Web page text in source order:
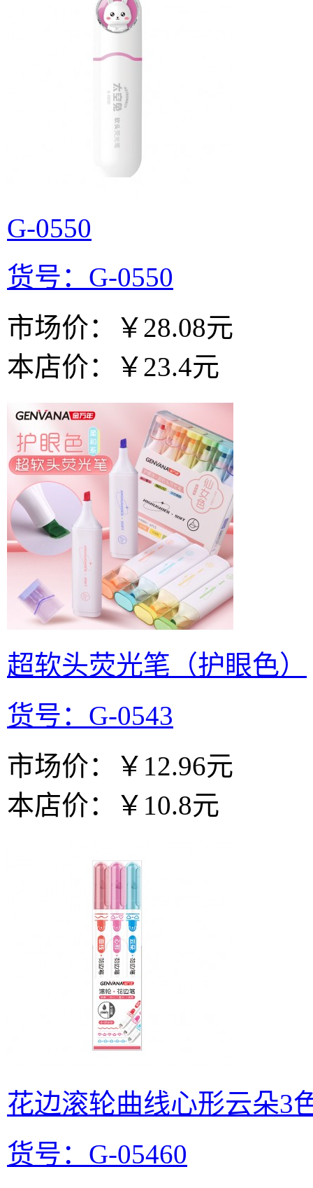
G-0550
货号：G-0550
市场价：
￥28.08元
本店价：
￥23.4元
超软头荧光笔（护眼色）
货号：G-0543
市场价：
￥12.96元
本店价：
￥10.8元
花边滚轮曲线心形云朵3
货号：G-05460